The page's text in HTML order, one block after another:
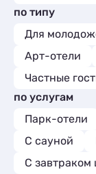
по типу
Для
Арт-отели
Частные
по услугам
Парк-отели
С сауной
С завтраком